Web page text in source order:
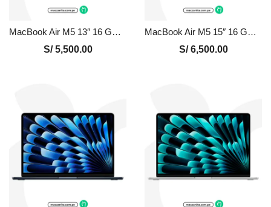
MacBook Air M5 13″ 16 GB – 512 GB Nuevo en Perú | Plata, Precio y Garantía
S/5,500.00
MacBook Air M5 15″ 16 GB – 512 GB Nuevo en Perú | Blanco, Precio y Garantía
S/6,500.00